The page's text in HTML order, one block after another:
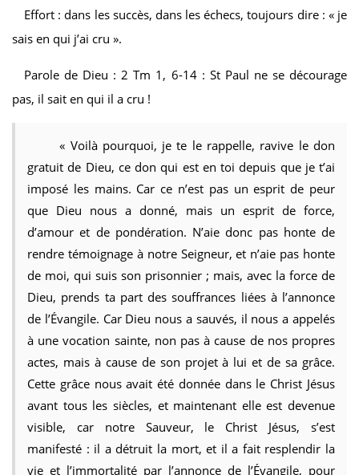
Effort : dans les succès, dans les échecs, toujours dire : « je
sais en qui j’ai cru ».
Parole de Dieu : 2 Tm 1, 6-14 : St Paul ne se décourage
pas, il sait en qui il a cru !
« Voilà pourquoi, je te le rappelle, ravive le don
gratuit de Dieu, ce don qui est en toi depuis que je t’ai
imposé les mains. Car ce n’est pas un esprit de peur
que Dieu nous a donné, mais un esprit de force,
d’amour et de pondération. N’aie donc pas honte de
rendre témoignage à notre Seigneur, et n’aie pas honte
de moi, qui suis son prisonnier ; mais, avec la force de
Dieu, prends ta part des souffrances liées à l’annonce
de l’Évangile. Car Dieu nous a sauvés, il nous a appelés
à une vocation sainte, non pas à cause de nos propres
actes, mais à cause de son projet à lui et de sa grâce.
Cette grâce nous avait été donnée dans le Christ Jésus
avant tous les siècles, et maintenant elle est devenue
visible, car notre Sauveur, le Christ Jésus, s’est
manifesté : il a détruit la mort, et il a fait resplendir la
vie et l’immortalité par l’annonce de l’Évangile, pour